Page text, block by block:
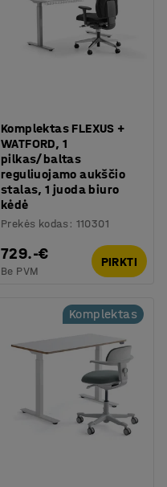
Komplektas FLEXUS +
WATFORD, 1
pilkas/baltas
reguliuojamo aukščio
stalas, 1 juoda biuro
kėdė
Prekės kodas : 110301
729.-€
Be PVM
PIRKTI
Komplektas